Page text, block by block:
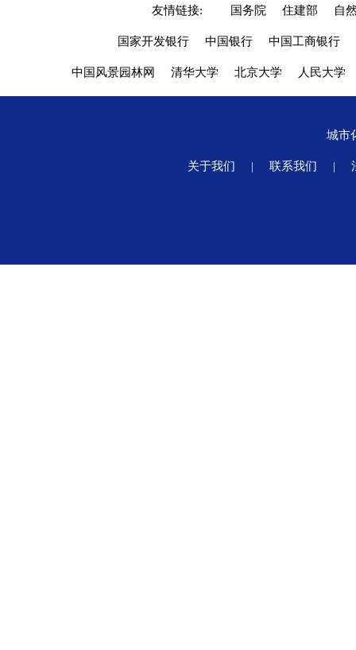
友情链接: 国务院 住建部 自
国家开发银行 中国银行 中国工商银行
中国风景园林网 清华大学 北京大学 人民大学
城市
关于我们 | 联系我们 |